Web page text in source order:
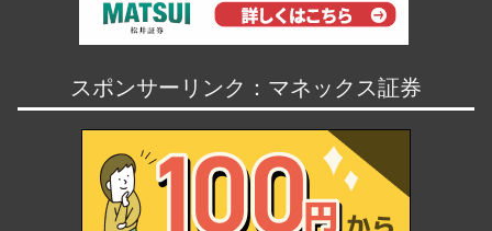
スポンサーリンク：マネックス証券